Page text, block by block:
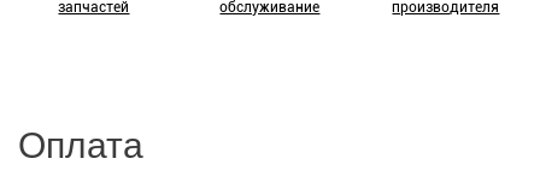
запчастей
обслуживание
производителя
Оплата